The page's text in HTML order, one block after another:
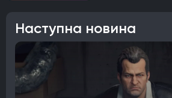
Наступна новина